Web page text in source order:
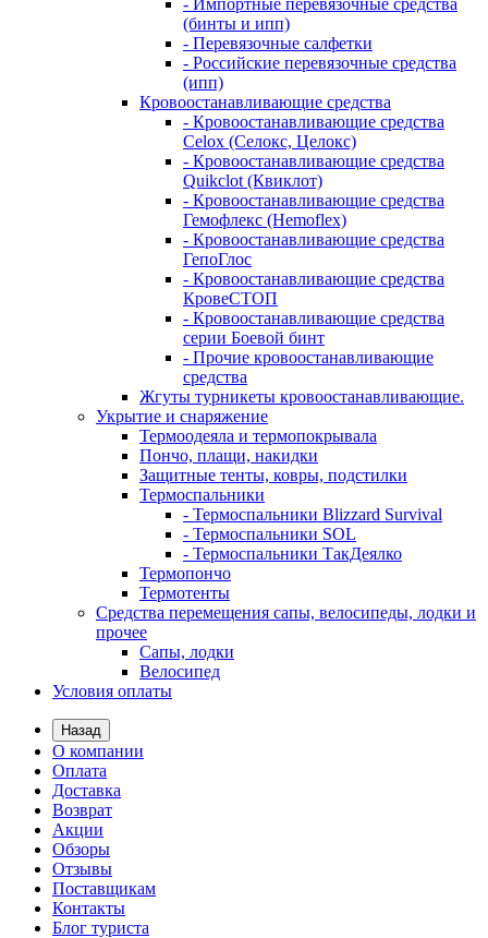
- Импортные перевязочные средства
(бинты и ипп)
- Перевязочные салфетки
- Российские перевязочные средства
(ипп)
Кровоостанавливающие средства
- Кровоостанавливающие средства
Celox (Селокс, Целокс)
- Кровоостанавливающие средства
Quikclot (Квиклот)
- Кровоостанавливающие средства
Гемофлекс (Hemoflex)
- Кровоостанавливающие средства
ГепоГлос
- Кровоостанавливающие средства
КровеСТОП
- Кровоостанавливающие средства
серии Боевой бинт
- Прочие кровоостанавливающие
средства
Жгуты турникеты кровоостанавливающие.
Укрытие и снаряжение
Термоодеяла и термопокрывала
Пончо, плащи, накидки
Защитные тенты, ковры, подстилки
Термоспальники
- Термоспальники Blizzard Survival
- Термоспальники SOL
- Термоспальники ТакДеялко
Термопончо
Термотенты
Средства перемещения сапы, велосипеды, лодки и
прочее
Сапы, лодки
Велосипед
Условия оплаты
Назад
О компании
Оплата
Доставка
Возврат
Акции
Обзоры
Отзывы
Поставщикам
Контакты
Блог туриста